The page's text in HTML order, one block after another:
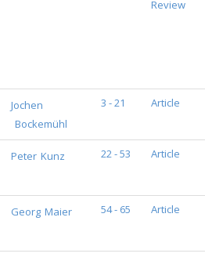
Review
Jochen
Bockemühl
3 - 21 Article
Peter Kunz 22 - 53 Article
Georg Maier 54 - 65 Article